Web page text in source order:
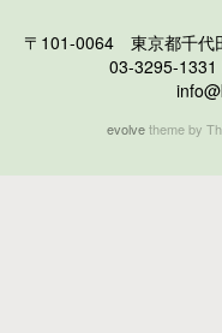
〒101-0064 東京都千代
03-3295-
evolvetheme by